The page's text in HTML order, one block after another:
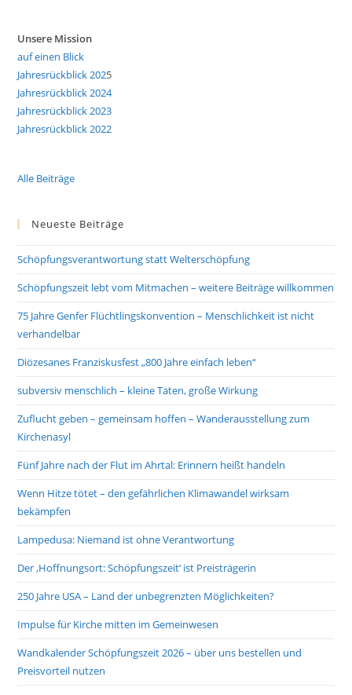
Unsere Mission
auf einen Blick
Jahresrückblick 2025
Jahresrückblick 2024
Jahresrückblick 2023
Jahresrückblick 2022
Alle Beiträge
Neueste Beiträge
Schöpfungsverantwortung statt Welterschöpfung
Schöpfungszeit lebt vom Mitmachen – weitere Beiträge willkommen
75 Jahre Genfer Flüchtlingskonvention – Menschlichkeit ist nicht
verhandelbar
Diözesanes Franziskusfest „800 Jahre einfach leben“
subversiv menschlich – kleine Taten, große Wirkung
Zuflucht geben – gemeinsam hoffen – Wanderausstellung zum
Kirchenasyl
Fünf Jahre nach der Flut im Ahrtal: Erinnern heißt handeln
Wenn Hitze tötet – den gefährlichen Klimawandel wirksam
bekämpfen
Lampedusa: Niemand ist ohne Verantwortung
Der ‚Hoffnungsort: Schöpfungszeit‘ ist Preisträgerin
250 Jahre USA – Land der unbegrenzten Möglichkeiten?
Impulse für Kirche mitten im Gemeinwesen
Wandkalender Schöpfungszeit 2026 – über uns bestellen und
Preisvorteil nutzen